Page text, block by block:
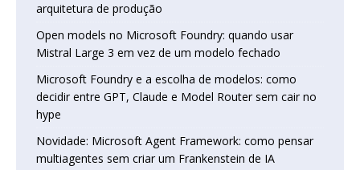
arquitetura de produção
Open models no Microsoft Foundry: quando usar
Mistral Large 3 em vez de um modelo fechado
Microsoft Foundry e a escolha de modelos: como
decidir entre GPT, Claude e Model Router sem cair no
hype
Novidade: Microsoft Agent Framework: como pensar
multiagentes sem criar um Frankenstein de IA